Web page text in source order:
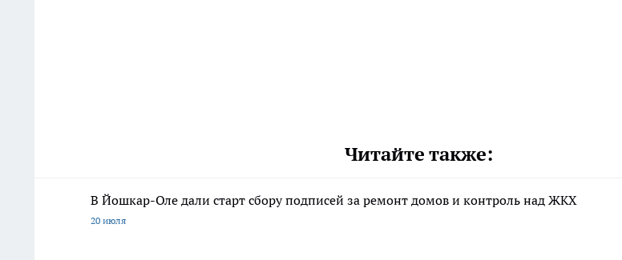
Читайте также:
В Йошкар-Оле дали старт сбору подписей за ремонт домов и контроль над ЖКХ
20 июля